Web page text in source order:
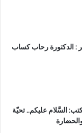
: الدكتورة رحاب كساب
السَّلام عليكم.. تحيّة